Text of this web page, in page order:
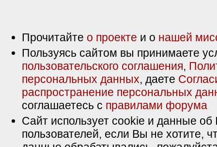
Прочитайте о проекте и о нашей
Пользуясь сайтом вы принимаете
пользовательского соглашения,
персональных данных, даете
распространение персональных
соглашаетесь с правилами форума
Сайт использует cookie и данные об
пользователей, если Вы не хотите,